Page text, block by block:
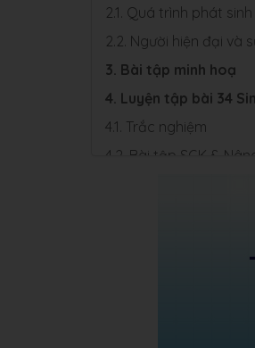
2.1. Quá trình phát
2.2. Người hiện đại và
3. Bài tập minh hoạ
4. Luyện tập bài 34
4.1. Trắc nghiệm
4.2. Bài tập SGK &